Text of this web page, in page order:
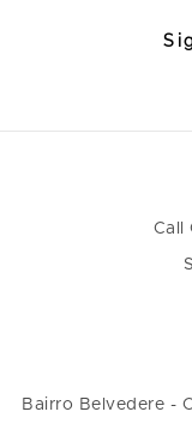
Call
Bairro Belvedere -